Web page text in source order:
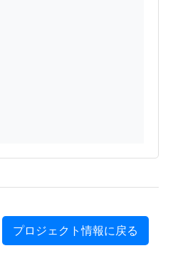
プロジェクト情報に戻る